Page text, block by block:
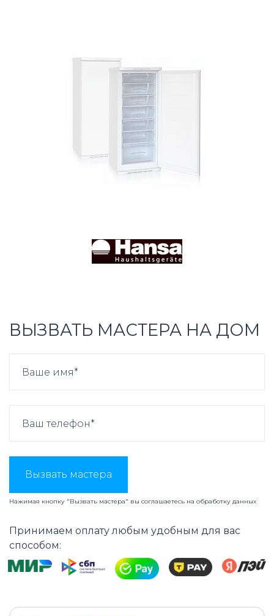
ВЫЗВАТЬ МАСТЕРА НА ДОМ
Вызвать мастера
Нажимая кнопку "Вызвать мастера" вы соглашаетесь на обработку данных
Принимаем оплату любым удобным для вас
способом: